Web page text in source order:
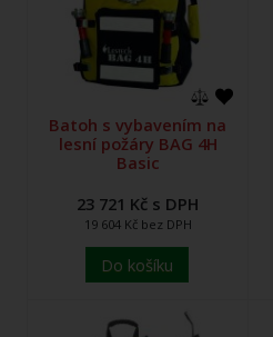
Batoh s vybavením na
lesní požáry BAG 4H
Basic
23 721 Kč s DPH
19 604 Kč bez DPH
Do košíku